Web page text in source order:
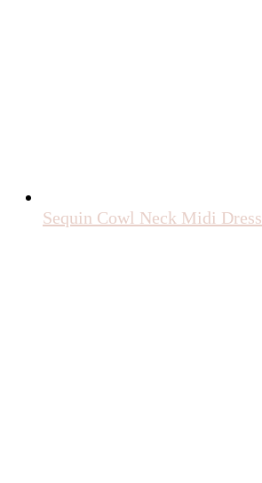
Sequin Cowl Neck Midi Dress